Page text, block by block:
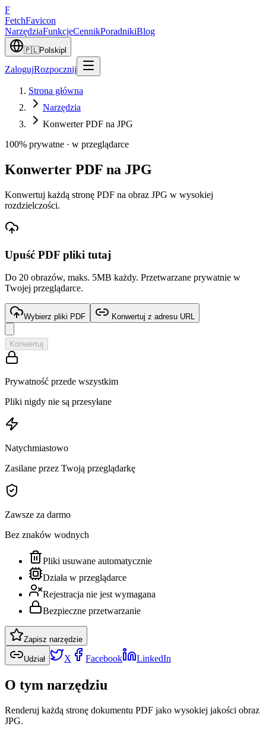
F
FetchFavicon
NarzędziaFunkcjeCennikPoradnikiBlog
🇵🇱Polskipl
ZalogujRozpocznij
Strona główna
Narzędzia
Konwerter PDF na JPG
100% prywatne · w przeglądarce
Konwerter PDF na JPG
Konwertuj każdą stronę PDF na obraz JPG w wysokiej
rozdzielczości.
Upuść PDF pliki tutaj
Do 20 obrazów, maks. 5MB każdy. Przetwarzane prywatnie w
Twojej przeglądarce.
Wybierz pliki PDF Konwertuj z adresu URL
Konwertuj
Prywatność przede wszystkim
Pliki nigdy nie są przesyłane
Natychmiastowo
Zasilane przez Twoją przeglądarkę
Zawsze za darmo
Bez znaków wodnych
Pliki usuwane automatycznie
Działa w przeglądarce
Rejestracja nie jest wymagana
Bezpieczne przetwarzanie
Zapisz narzędzie
Udział X Facebook LinkedIn
O tym narzędziu
Renderuj każdą stronę dokumentu PDF jako wysokiej jakości obraz
JPG.